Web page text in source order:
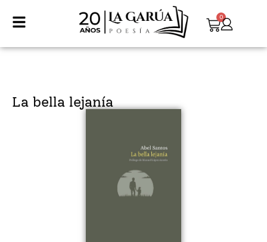
0
La bella lejanía